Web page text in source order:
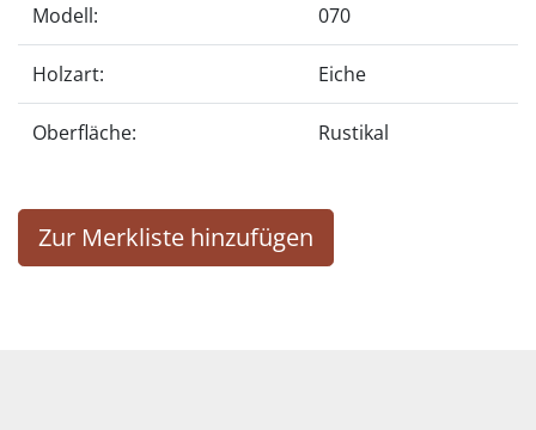
Modell: 070
Holzart: Eiche
Oberfläche: Rustikal
Zur Merkliste hinzufügen